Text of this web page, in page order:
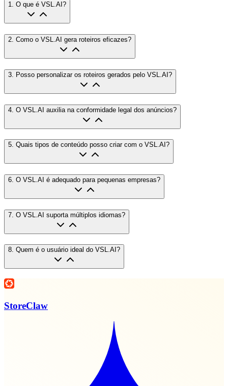
1. O que é VSL.AI?
2. Como o VSL.AI gera roteiros eficazes?
3 Posso personalizar os roteiros gerados pelo VSL.AI?
4 O VSL.AI auxilia na conformidade legal dos anúncios?
5. Quais tipos de conteúdo posso criar com o VSL.AI?
6 O VSL.AI é adequado para pequenas empresas?
7 O VSL.AI suporta múltiplos idiomas?
8. Quem é o usuário ideal do VSL.AI?
StoreClaw